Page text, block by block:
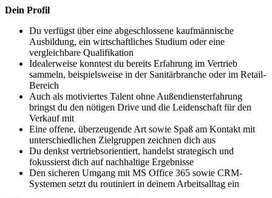
Dein Profil
Du verfügst über eine abgeschlossene kaufmännische
Ausbildung, ein wirtschaftliches Studium oder eine
vergleichbare Qualifikation
Idealerweise konntest du bereits Erfahrung im Vertrieb
sammeln, beispielsweise in der Sanitärbranche oder im Retail-
Bereich
Auch als motiviertes Talent ohne Außendiensterfahrung
bringst du den nötigen Drive und die Leidenschaft für den
Verkauf mit
Eine offene, überzeugende Art sowie Spaß am Kontakt mit
unterschiedlichen Zielgruppen zeichnen dich aus
Du denkst vertriebsorientiert, handelst strategisch und
fokussierst dich auf nachhaltige Ergebnisse
Den sicheren Umgang mit MS Office 365 sowie CRM-
Systemen setzt du routiniert in deinem Arbeitsalltag ein